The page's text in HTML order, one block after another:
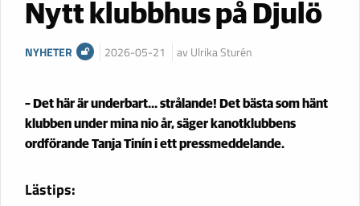
Nytt klubbhus på Djulö
NYHETER 2026-05-21 av Ulrika Sturén
– Det här är underbart… strålande! Det bästa som hänt
klubben under mina nio år, säger kanotklubbens
ordförande Tanja Tinín i ett pressmeddelande.
Lästips: